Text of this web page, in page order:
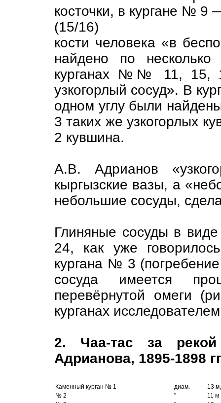
косточки, в кургане № 9
(15/16)
кости человека «в
найдено по
курганах №№ 11, 15,
узкогорлый сосуд». В
одном углу были
3 таких же узкогорлых
2 кувшина.
А.В. Адрианов
кыргызские вазы, а
небольшие сосуды,
Глиняные сосуды в
24, как уже
кургана № 3
сосуда имеется
перевёрнутой омеги
курганах
2. Чаа-тас за
Адрианова, 1895-1898
Каменный курган № 1 диам.
13 м,
№ 2
"
11 м